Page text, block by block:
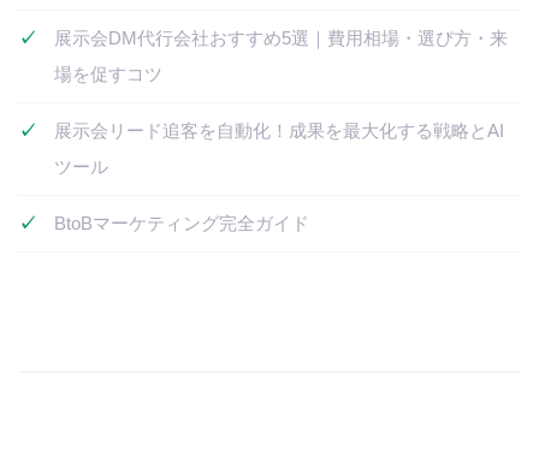
展示会DM代行会社おすすめ5選｜費用相場・選び方・来
場を促すコツ
展示会リード追客を自動化！成果を最大化する戦略とAI
ツール
BtoBマーケティング完全ガイド